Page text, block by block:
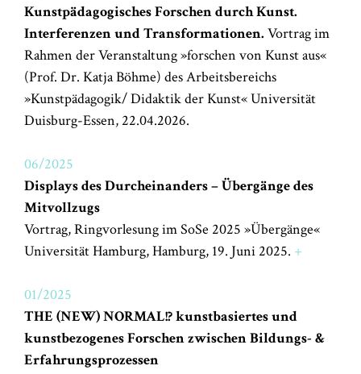
Kunstpädagogisches Forschen durch Kunst.
Interferenzen und Transformationen. Vortrag im
Rahmen der Veranstaltung »forschen von Kunst aus«
(Prof. Dr. Katja Böhme) des Arbeitsbereichs
»Kunstpädagogik/ Didaktik der Kunst« Universität
Duisburg-Essen, 22.04.2026.
06/2025
Displays des Durcheinanders – Übergänge des
Mitvollzugs
Vortrag, Ringvorlesung im SoSe 2025 »Übergänge«
Universität Hamburg, Hamburg, 19. Juni 2025. +
01/2025
THE (NEW) NORMAL!?kunstbasiertes und
kunstbezogenes Forschen zwischen Bildungs- &
Erfahrungsprozessen